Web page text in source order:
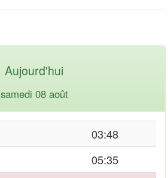
Aujourd'hui
samedi 08 août
03:48
05:35